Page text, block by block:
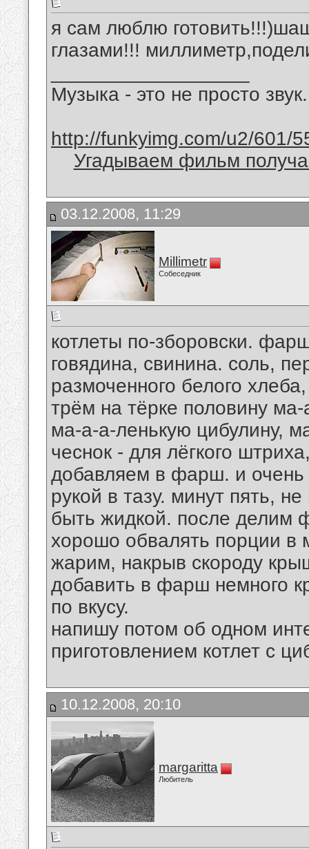
я сам люблю
глазами!!!
Музыка - это не просто
http://funkyimg.com/u2/601/
Угадываем фильм
03.12.2008, 11:29
Millimetr
Собеседник
котлеты по-зборовски.
говядина, свинина. соль,
размоченного белого
трём на тёрке половину
ма-а-а-ленькую цибулину,
чеснок - для лёгкого
добавляем в фарш. и
рукой в тазу. минут пять,
быть жидкой. после делим
хорошо обвалять порции в
жарим, накрыв скороду
добавить в фарш немного
по вкусу.
напишу потом об одном
приготовлением котлет с
10.12.2008, 20:10
margaritta
Любитель